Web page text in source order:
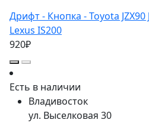
Дрифт - Кнопка - Toyota JZX90
Lexus IS200
920₽
Есть в наличии
Владивосток
ул. Выселковая 30